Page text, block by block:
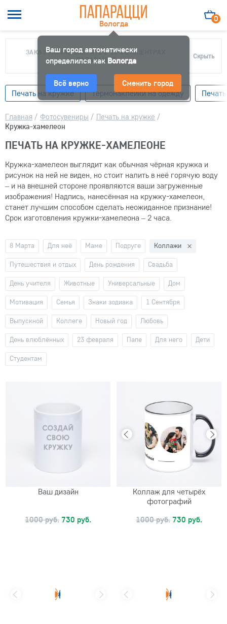
Вологда
Ваш город автоматически
определился как Вологда
Всё верно Сменить город
0
ЗАКАЗ МОЖНО ЗАБРАТЬ В 10 ФОТОЦЕНТРАХ
ПАПАРАЦЦИ
Скрыть
Печать на кружке Термонаклейки на одежду
Главная / Фотосувениры / Печать на кружке /
Кружка-хамелеон
ПЕЧАТЬ НА КРУЖКЕ-ХАМЕЛЕОНЕ
Кружка-хамелеон выглядит как обычная чёрная кружка и
рисунок на ней не виден, но стоит налить в неё горячую воду
– и на внешней стороне проявляются ваши загруженные
изображения! Надпись, нанесённая на кружку-хамелеон,
станет лучшим способом сделать неожиданное признание!
Срок изготовления кружки-хамелеона – 2 часа.
8 Марта Для неё Маме Подруге Коллажи
Путешествия и отдых День рождения Свадьба
День учителя Животные Универсальные Дом
Мотивация Семья Знаки зодиака 1 Сентября
Выпускной Коллеге Новый год Любовь
День влюблённых 23 февраля Папе Для него Дети
Студентам
Ваш дизайн
1000 руб. 730 руб.
Коллаж для четырёх
фотографий
1000 руб. 730 руб.